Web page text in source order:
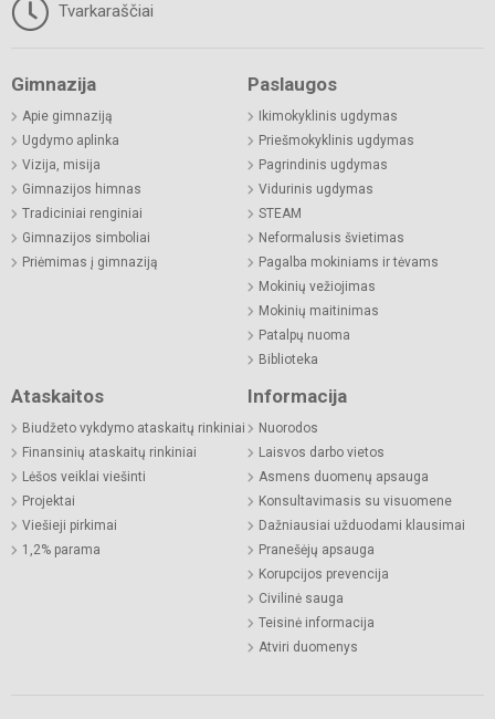
Tvarkaraščiai
Gimnazija
Apie gimnaziją
Ugdymo aplinka
Vizija, misija
Gimnazijos himnas
Tradiciniai renginiai
Gimnazijos simboliai
Priėmimas į gimnaziją
Paslaugos
Ikimokyklinis ugdymas
Priešmokyklinis ugdymas
Pagrindinis ugdymas
Vidurinis ugdymas
STEAM
Neformalusis švietimas
Pagalba mokiniams ir tėvams
Mokinių vežiojimas
Mokinių maitinimas
Patalpų nuoma
Biblioteka
Ataskaitos
Biudžeto vykdymo ataskaitų rinkiniai
Finansinių ataskaitų rinkiniai
Lėšos veiklai viešinti
Projektai
Viešieji pirkimai
1,2% parama
Informacija
Nuorodos
Laisvos darbo vietos
Asmens duomenų apsauga
Konsultavimasis su visuomene
Dažniausiai užduodami klausimai
Pranešėjų apsauga
Korupcijos prevencija
Civilinė sauga
Teisinė informacija
Atviri duomenys